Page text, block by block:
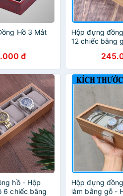
Hồ 3 Mắt
đ
Hộp đựng
12 chiếc bằng
hồ - Hộp
6 chiếc bằng
Hộp đựng
làm bằng gỗ -